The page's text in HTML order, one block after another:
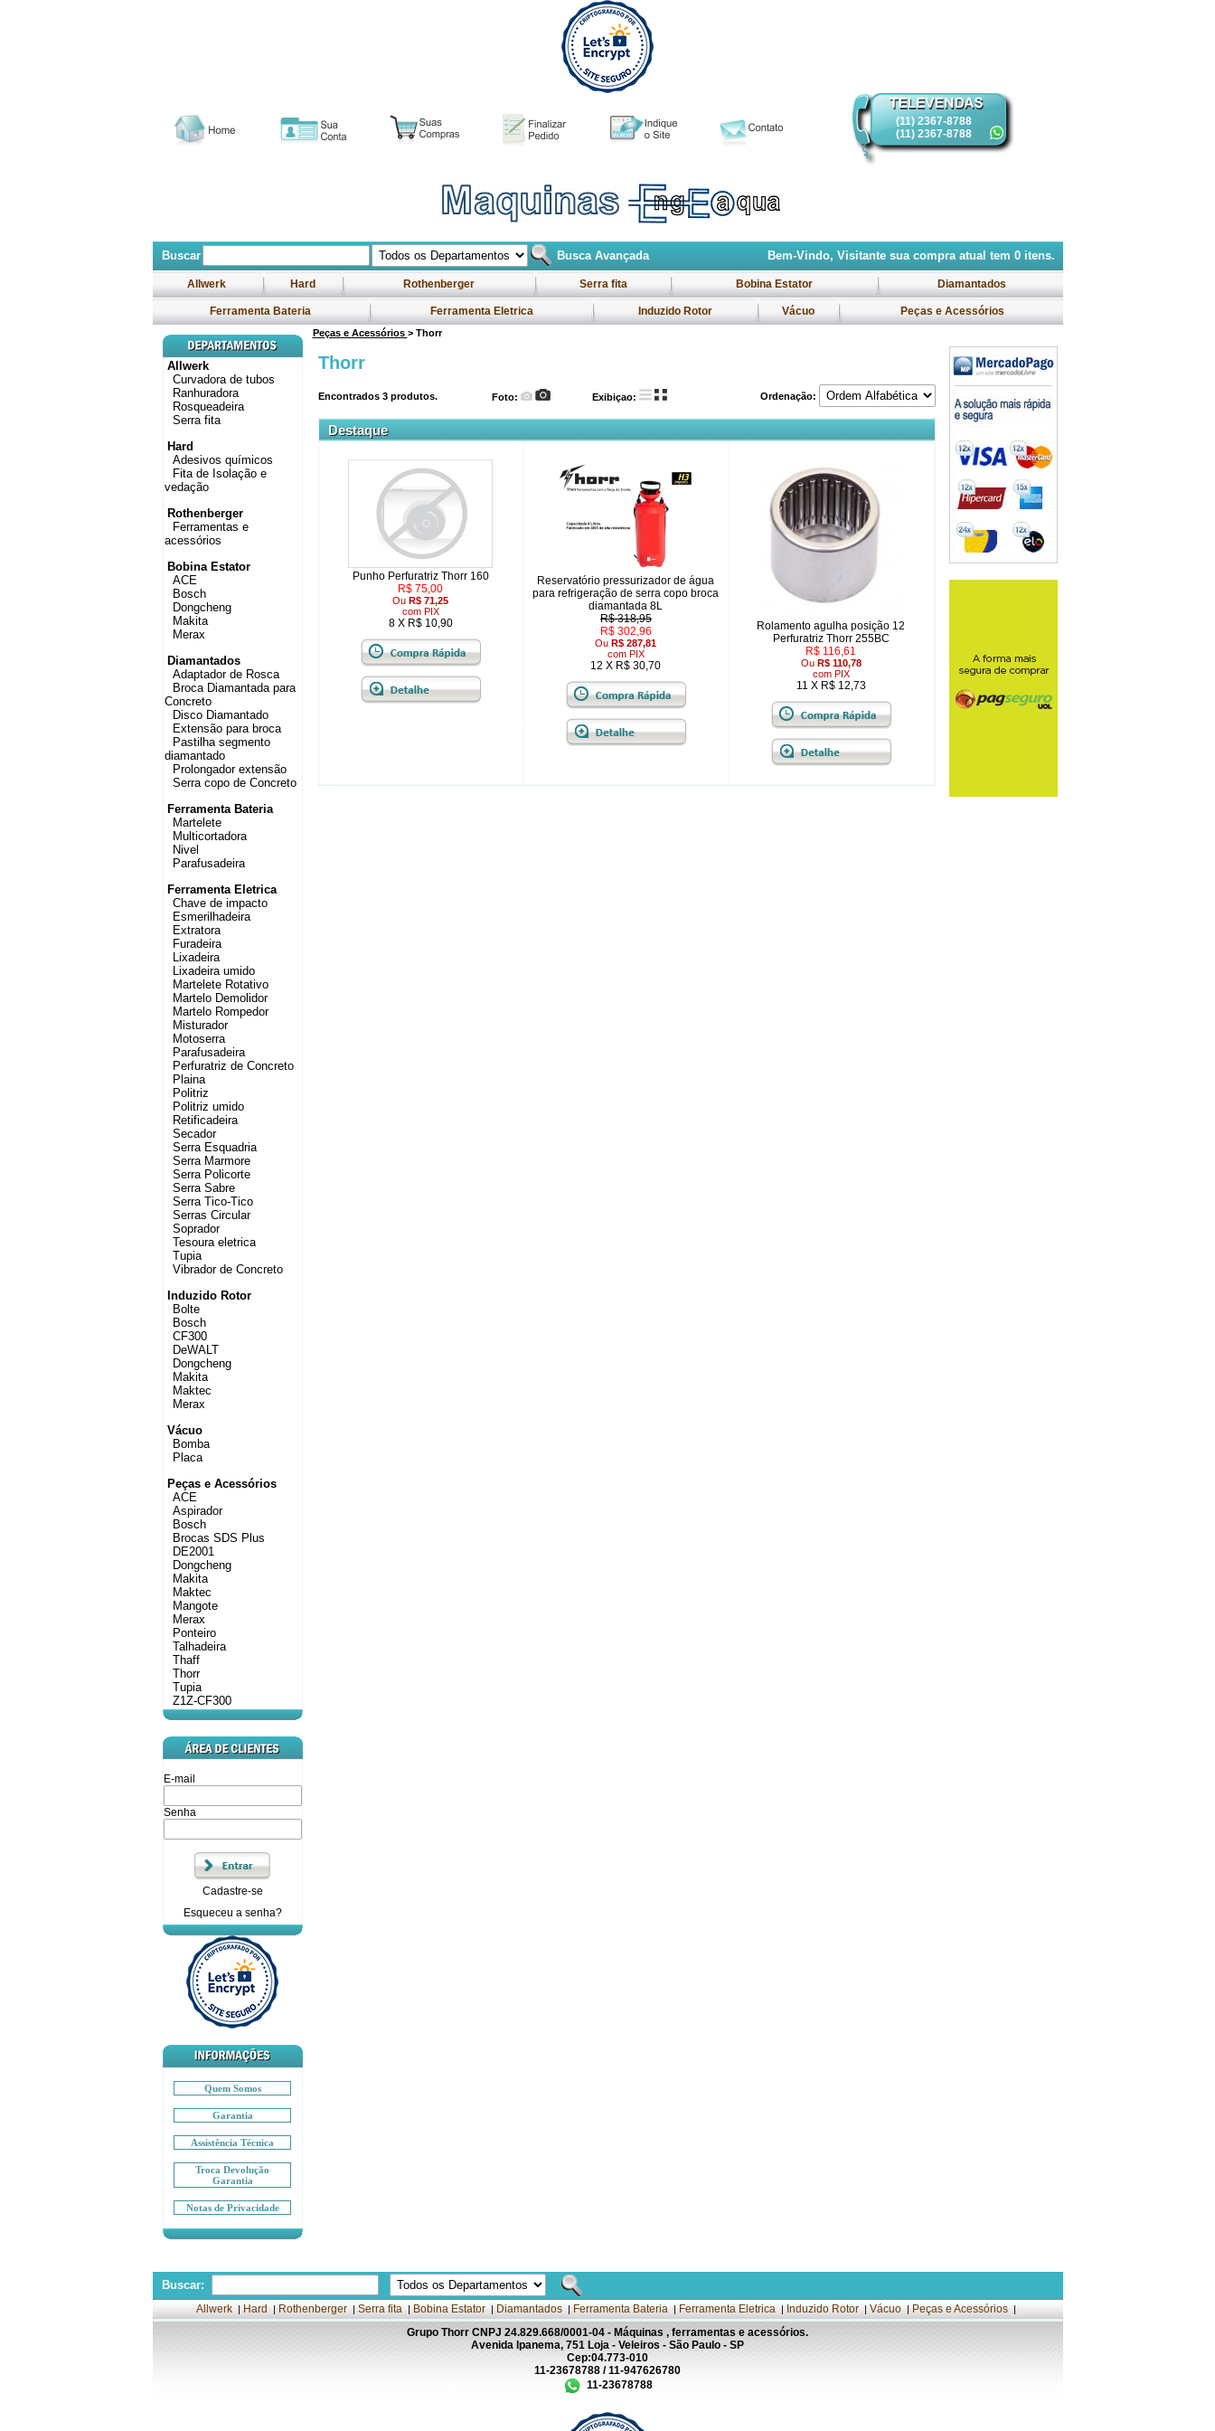
(11) 2367-8788
(11) 2367-8788
Buscar Busca Avançada Bem-Vindo, Visitante sua compra atual tem 0itens.
Allwerk Hard Rothenberger Serra fita Bobina Estator Diamantados
Ferramenta Bateria Ferramenta Eletrica Induzido Rotor Vácuo Peças e Acessórios
Allwerk
Curvadora de tubos
Ranhuradora
Rosqueadeira
Serra fita
Hard
Adesivos químicos
Fita de Isolação e
vedação
Rothenberger
Ferramentas e
acessórios
Bobina Estator
ACE
Bosch
Dongcheng
Makita
Merax
Diamantados
Adaptador de Rosca
Broca Diamantada para
Concreto
Disco Diamantado
Extensão para broca
Pastilha segmento
diamantado
Prolongador extensão
Serra copo de Concreto
Ferramenta Bateria
Martelete
Multicortadora
Nivel
Parafusadeira
Ferramenta Eletrica
Chave de impacto
Esmerilhadeira
Extratora
Furadeira
Lixadeira
Lixadeira umido
Martelete Rotativo
Martelo Demolidor
Martelo Rompedor
Misturador
Motoserra
Parafusadeira
Perfuratriz de Concreto
Plaina
Politriz
Politriz umido
Retificadeira
Secador
Serra Esquadria
Serra Marmore
Serra Policorte
Serra Sabre
Serra Tico-Tico
Serras Circular
Soprador
Tesoura eletrica
Tupia
Vibrador de Concreto
Induzido Rotor
Bolte
Bosch
CF300
DeWALT
Dongcheng
Makita
Maktec
Merax
Vácuo
Bomba
Placa
Peças e Acessórios
ACE
Aspirador
Bosch
Brocas SDS Plus
DE2001
Dongcheng
Makita
Maktec
Mangote
Merax
Ponteiro
Talhadeira
Thaff
Thorr
Tupia
Z1Z-CF300
E-mail
Senha
Cadastre-se
Esqueceu a senha?
Quem Somos
Garantia
Assistência Técnica
Troca Devolução
Garantia
Notas de Privacidade
Peças e Acessórios > Thorr
Thorr
Encontrados 3produtos. Foto: Exibiçao: Ordenação:
Destaque
Punho Perfuratriz Thorr 160
R$ 75,00
OuR$ 71,25
com PIX
8 X R$ 10,90
Reservatório pressurizador de água
para refrigeração de serra copo broca
diamantada 8L
R$ 318,95
R$ 302,96
OuR$ 287,81
com PIX
12 X R$ 30,70
Rolamento agulha posição 12
Perfuratriz Thorr 255BC
R$ 116,61
Ou R$ 110,78
com PIX
11 X R$ 12,73
Buscar:
Allwerk | Hard | Rothenberger | Serra fita | Bobina Estator | Diamantados | Ferramenta Bateria | Ferramenta Eletrica | Induzido Rotor | Vácuo | Peças e Acessórios |
Grupo Thorr CNPJ 24.829.668/0001-04 - Máquinas , ferramentas e acessórios.
Avenida Ipanema, 751 Loja - Veleiros - São Paulo - SP
Cep:04.773-010
11-23678788 / 11-947626780
11-23678788